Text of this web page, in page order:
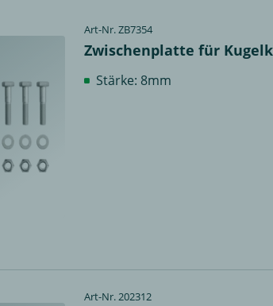
Art-Nr. ZB7354
Zwischenplatte für
Stärke: 8mm
Art-Nr. 202312